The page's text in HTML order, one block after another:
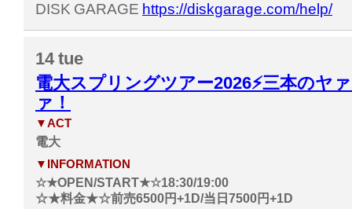
DISK GARAGE https://diskgarage.com/help/
14 tue
電大スプリングツアー2026⚡️三本のヤ
ァ！
▼ACT
電大
▼INFORMATION
☆★OPEN/START★☆18:30/19:00
☆★料金★☆前売6500円+1D/当日7500円+1D